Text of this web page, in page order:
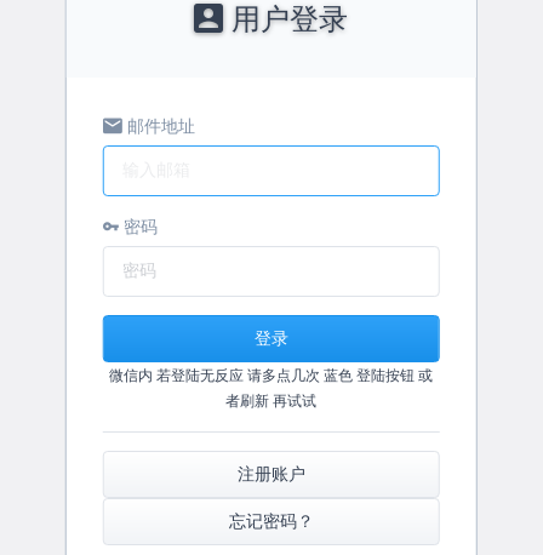
用户登录
邮件地址
密码
登录
微信内 若登陆无反应 请多点几次 蓝色 登陆按钮 或
者刷新 再试试
注册账户
忘记密码？